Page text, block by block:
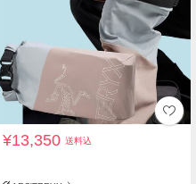
¥13,350送料込